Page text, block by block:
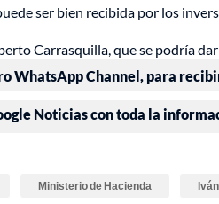
ser bien recibida por los
Carrasquilla, que se podría
WhatsApp Channel, para
Noticias con toda la
Ministerio de Hacienda